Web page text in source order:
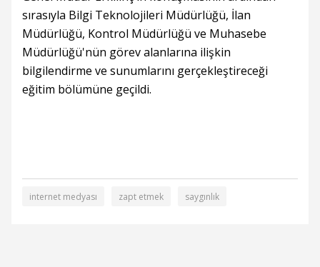
sırasıyla Bilgi Teknolojileri Müdürlüğü, İlan
Müdürlüğü, Kontrol Müdürlüğü ve Muhasebe
Müdürlüğü'nün görev alanlarına ilişkin
bilgilendirme ve sunumlarını gerçekleştireceği
eğitim bölümüne geçildi.
internet medyası zapt etmek saygınlık